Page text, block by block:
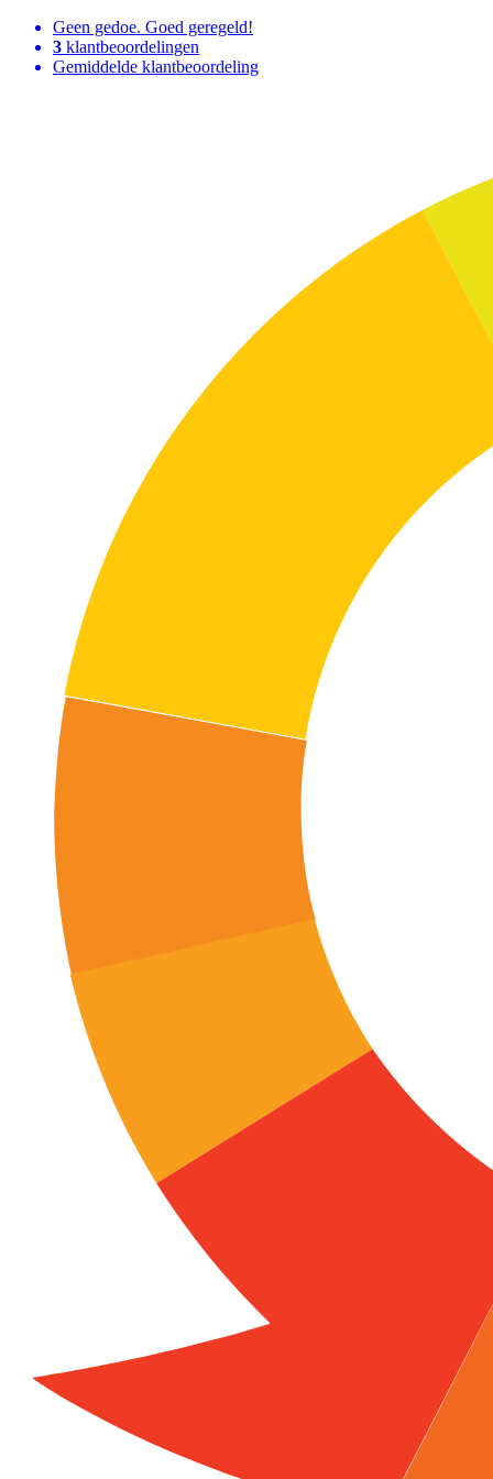
Geen gedoe. Goed geregeld!
3 klantbeoordelingen
Gemiddelde klantbeoordeling